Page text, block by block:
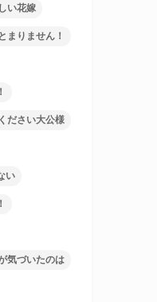
い花嫁
まりません！
ださい大公様
い
気づいたのは